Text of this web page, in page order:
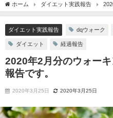
ホーム ダイエット実践報告
過報告です。
ダイエット実践報告 dqウォーク
ダイエット 経過報告
2020年2月分のウォー
報告です。
2020年3月25日 2020年3月25日